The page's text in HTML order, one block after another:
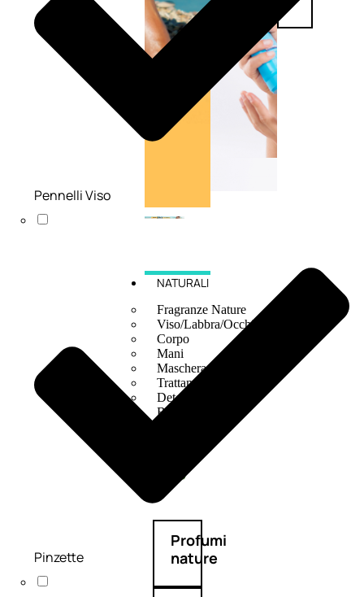
NATURALI
Fragranze Nature
Viso/Labbra/Occhi Nature
Corpo
Mani
Maschera Nature
Trattamenti Viso
Detergenza
Bagno Nature
Profumi
nature
Pennelli Viso
Pinzette